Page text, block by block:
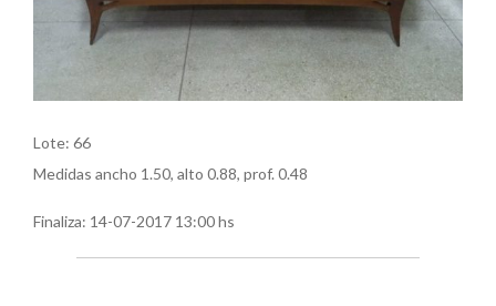
Lote: 66
Medidas ancho 1.50, alto 0.88, prof. 0.48
Finaliza: 14-07-2017 13:00 hs